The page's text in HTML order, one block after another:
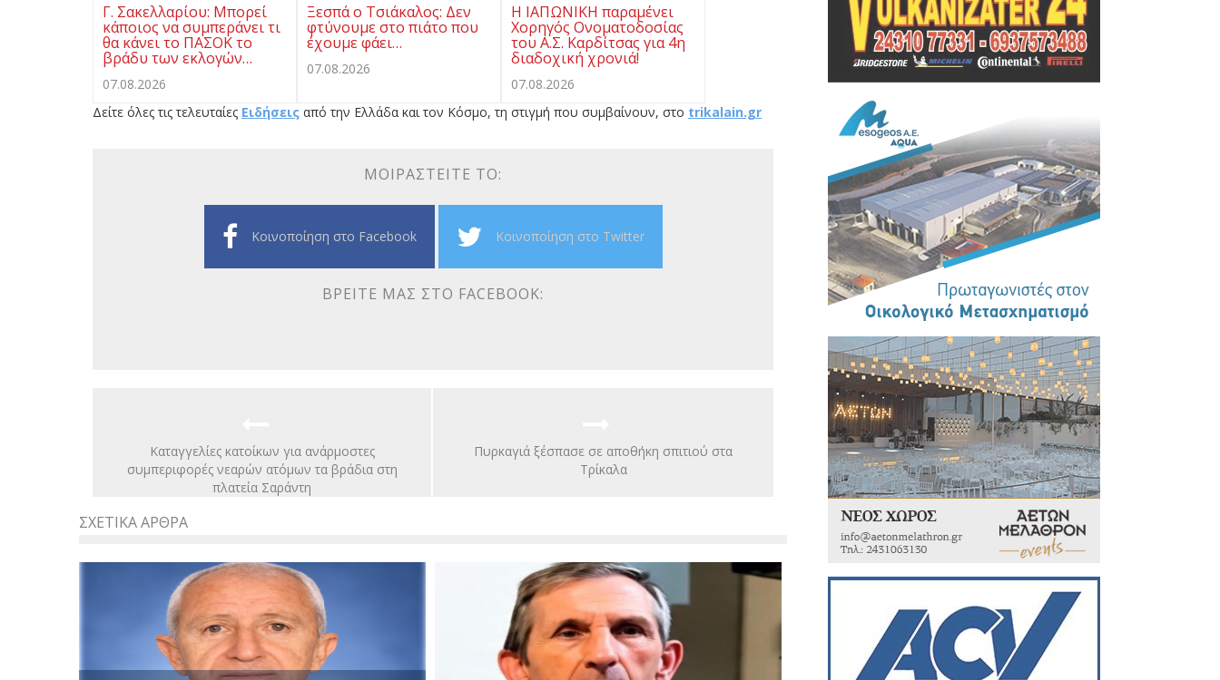
Γ. Σακελλαρίου: Μπορεί
κάποιος να συμπεράνει τι
θα κάνει το ΠΑΣΟΚ το
βράδυ των εκλογών…
07.08.2026
Ξεσπά ο Τσιάκαλος: Δεν
φτύνουμε στο πιάτο που
έχουμε φάει…
07.08.2026
Η ΙΑΠΩΝΙΚΗ παραμένει
Χορηγός Ονοματοδοσίας
του Α.Σ. Καρδίτσας για 4η
διαδοχική χρονιά!
07.08.2026
Δείτε όλες τις τελευταίες Ειδήσεις από την Ελλάδα και τον Κόσμο, τη στιγμή που συμβαίνουν, στο trikalain.gr
ΜΟΙΡΑΣΤΕΊΤΕ ΤΟ:
Κοινοποίηση στο Facebook Κοινοποίηση στο Twitter
ΒΡΕΊΤΕ ΜΑΣ ΣΤΟ FACEBOOK:
Καταγγελίες κατοίκων για ανάρμοστες
συμπεριφορές νεαρών ατόμων τα βράδια στη
πλατεία Σαράντη
Πυρκαγιά ξέσπασε σε αποθήκη σπιτιού στα
Τρίκαλα
ΣΧΕΤΙΚΆ ΆΡΘΡΑ